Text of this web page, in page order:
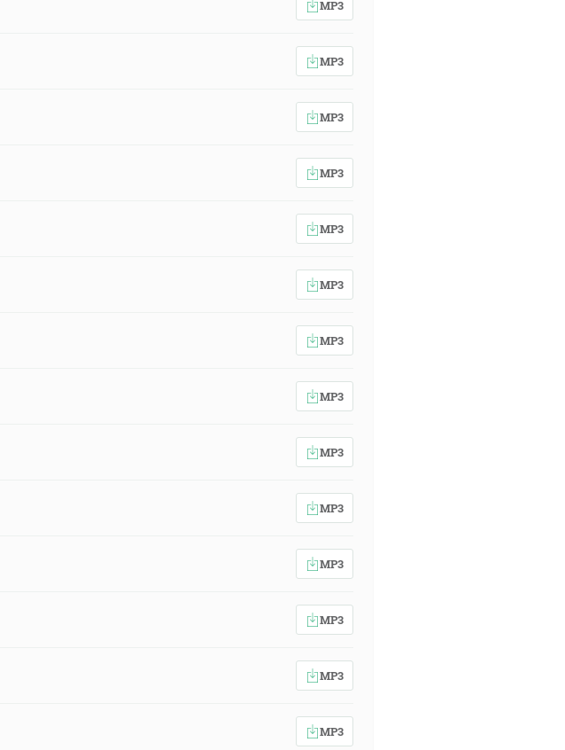
MP3
MP3
MP3
MP3
MP3
MP3
MP3
MP3
MP3
MP3
MP3
MP3
MP3
MP3